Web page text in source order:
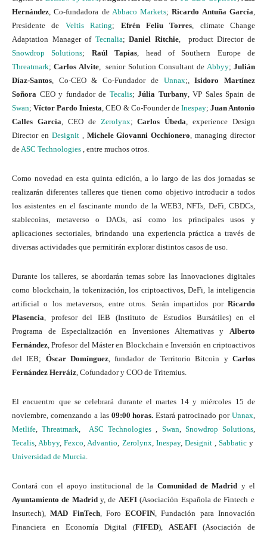
Hernández , Co-fundadora de Abbaco Markets;Ricardo Antuña García
Presidente de Veltis Rating; Efrén Feliu Torres , climate Change
Adaptation Manager of Tecnalia;Daniel Ritchie, product Director de
Snowdrop Solutions; Raúl Tapias , head of Southern Europe de
Threatmark;Carlos Alvite, senior Solution Consultant de Abbyy;Julián
Díaz-Santos , Co-CEO & Co-Fundador de Unnax;,Isidoro Martínez
Soñora CEO y fundador de Tecalis;Júlia Turbany, VP Sales Spain de
Swan;Víctor Pardo Iniesta , CEO & Co-Founder de Inespay; Juan Antonio
Calles García , CEO de Zerolynx;Carlos Úbeda , experience Design
Director en Designit, Michele Giovanni Occhionero , managing director
de ASC Technologies , entre muchos otros.
Como novedad en esta quinta edición, a lo largo de las dos jornadas se
realizarán diferentes talleres que tienen como objetivo introducir a todos
los asistentes en el fascinante mundo de la WEB3, NFTs, DeFi, CBDCs,
stablecoins, metaverso o DAOs, así como los principales usos y
aplicaciones sectoriales, brindando una experiencia práctica a través de
diversas actividades que permitirán explorar distintos casos de uso.
Durante los talleres, se abordarán temas sobre las Innovaciones digitales
como blockchain, la tokenización, los criptoactivos, DeFi, la inteligencia
artificial o los metaversos, entre otros. Serán impartidos por Ricardo
Plasencia , profesor del IEB (Instituto de Estudios Bursátiles) en el
Programa de Especialización en Inversiones Alternativas y Alberto
Fernández , Profesor del Máster en Blockchain e Inversión en criptoactivos
del IEB; Óscar Domínguez , fundador de Territorio Bitcoin yCarlos
Fernández Herráiz , Cofundador y COO de Tritemius.
El encuentro que se celebrará durante el martes 14 y miércoles 15 de
noviembre, comenzando a las 09:00 horas.Estará patrocinado porUnnax
Metlife ,Threatmark ASC Technologies Swan Snowdrop Solutions
Tecalis Abbyy,Fexco Advantio Zerolynx Inespay, Designit, Sabbaticy
Universidad de Murcia
Contará con el apoyo institucional de la Comunidad de Madrid y el
Ayuntamiento de Madridy, de AEFI(Asociación Española de Fintech e
Insurtech),MAD FinTech, ForoECOFIN , Fundación para Innovación
Financiera en Economía Digital (FIFED), ASEAFI (Asociación de